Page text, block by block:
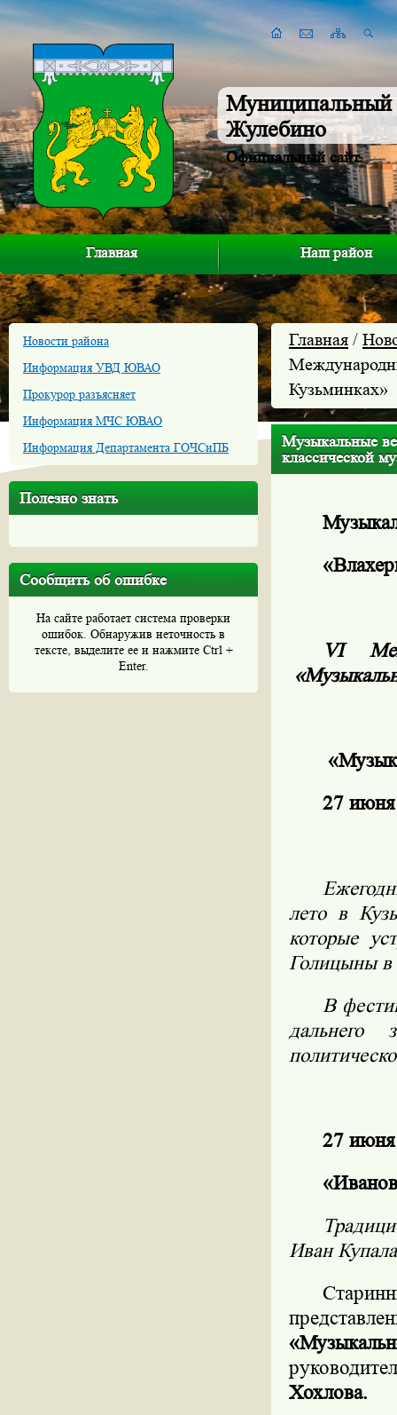
Муниципальный
Жулебино
Официальный сайт
Главная Наш район
Новости района
Информация УВД ЮВАО
Прокурор разъясняет
Информация МЧС ЮВАО
Информация Департамента ГОЧСиПБ
Полезно знать
Сообщить об ошибке
На сайте работает система проверки
ошибок. Обнаружив неточность в
тексте, выделите ее и нажмите Ctrl +
Enter.
Главная /
Кузьминках»
Музыкальные
классической
VI
27 июня
лето в
которые
Голицыны в
В
дальнего
27 июня
Иван Купала
Хохлова.